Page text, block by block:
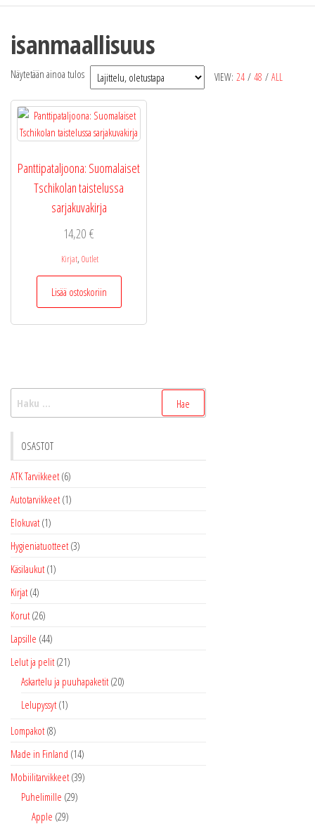
isanmaallisuus
VIEW: 24 / 48 / ALL
Näytetään ainoa tulos
Panttipataljoona: Suomalaiset
Tschikolan taistelussa
sarjakuvakirja
14,20€
Kirjat, Outlet
Lisää ostoskoriin
OSASTOT
ATK Tarvikkeet (6)
Autotarvikkeet (1)
Elokuvat (1)
Hygieniatuotteet (3)
Käsilaukut (1)
Kirjat (4)
Korut (26)
Lapsille (44)
Lelut ja pelit (21)
Askartelu ja puuhapaketit (20)
Lelupyssyt (1)
Lompakot (8)
Made in Finland (14)
Mobiilitarvikkeet (39)
Puhelimille (29)
Apple (29)